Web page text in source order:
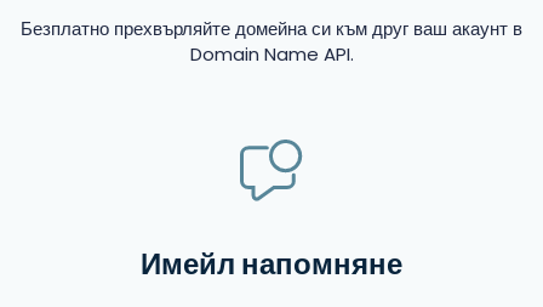
Безплатно прехвърляйте домейна си към друг ваш акаунт в
Domain Name API.
Имейл напомняне